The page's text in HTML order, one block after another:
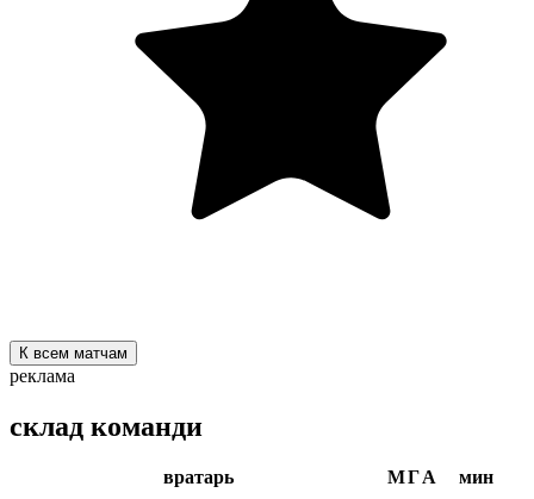
К всем матчам
реклама
склад команди
вратарь МГА мин